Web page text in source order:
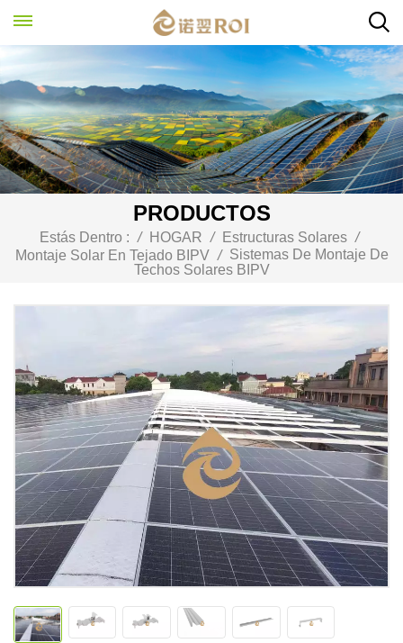
PRODUCTOS
Estás Dentro : / HOGAR / Estructuras Solares /
Montaje Solar En Tejado BIPV /
Sistemas De Montaje De
Techos Solares BIPV